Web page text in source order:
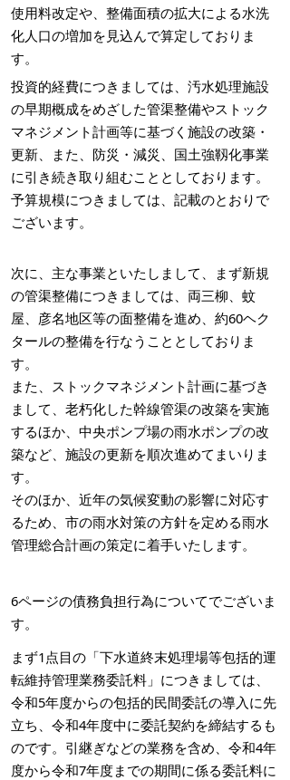
使用料改定や、整備面積の拡大による水洗
化人口の増加を見込んで算定しておりま
す。
投資的経費につきましては、汚水処理施設
の早期概成をめざした管渠整備やストック
マネジメント計画等に基づく施設の改築・
更新、また、防災・減災、国土強靱化事業
に引き続き取り組むこととしております。
予算規模につきましては、記載のとおりで
ございます。
次に、主な事業といたしまして、まず新規
の管渠整備につきましては、両三柳、蚊
屋、彦名地区等の面整備を進め、約60ヘク
タールの整備を行なうこととしておりま
す。
また、ストックマネジメント計画に基づき
まして、老朽化した幹線管渠の改築を実施
するほか、中央ポンプ場の雨水ポンプの改
築など、施設の更新を順次進めてまいりま
す。
そのほか、近年の気候変動の影響に対応す
るため、市の雨水対策の方針を定める雨水
管理総合計画の策定に着手いたします。
6ページの債務負担行為についてでございま
す。
まず1点目の「下水道終末処理場等包括的運
転維持管理業務委託料」につきましては、
令和5年度からの包括的民間委託の導入に先
立ち、令和4年度中に委託契約を締結するも
のです。引継ぎなどの業務を含め、令和4年
度から令和7年度までの期間に係る委託料に